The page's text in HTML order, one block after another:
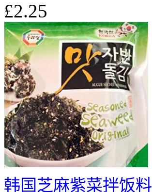
£2.25
韩国芝麻紫菜拌饭料